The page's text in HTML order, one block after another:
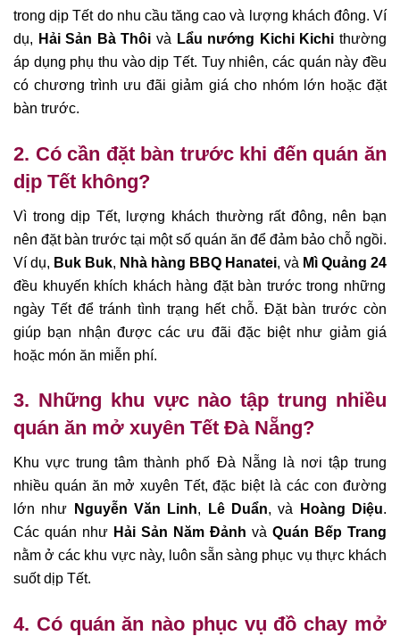
trong dịp Tết do nhu cầu tăng cao và lượng khách đông. Ví
dụ, Hải Sản Bà Thôi và Lẩu nướng Kichi Kichi thường
áp dụng phụ thu vào dịp Tết. Tuy nhiên, các quán này đều
có chương trình ưu đãi giảm giá cho nhóm lớn hoặc đặt
bàn trước.
2. Có cần đặt bàn trước khi đến quán ăn
dịp Tết không?
Vì trong dịp Tết, lượng khách thường rất đông, nên bạn
nên đặt bàn trước tại một số quán ăn để đảm bảo chỗ ngồi.
Ví dụ, Buk Buk, Nhà hàng BBQ Hanatei, và Mì Quảng 24
đều khuyến khích khách hàng đặt bàn trước trong những
ngày Tết để tránh tình trạng hết chỗ. Đặt bàn trước còn
giúp bạn nhận được các ưu đãi đặc biệt như giảm giá
hoặc món ăn miễn phí.
3. Những khu vực nào tập trung nhiều
quán ăn mở xuyên Tết Đà Nẵng?
Khu vực trung tâm thành phố Đà Nẵng là nơi tập trung
nhiều quán ăn mở xuyên Tết, đặc biệt là các con đường
lớn như
Nguyễn Văn Linh, Lê Duẩn, và Hoàng Diệu.
Các quán như Hải Sản Năm Đảnh và Quán Bếp Trang
nằm ở các khu vực này, luôn sẵn sàng phục vụ thực khách
suốt dịp Tết.
4. Có quán ăn nào phục vụ đồ chay mở